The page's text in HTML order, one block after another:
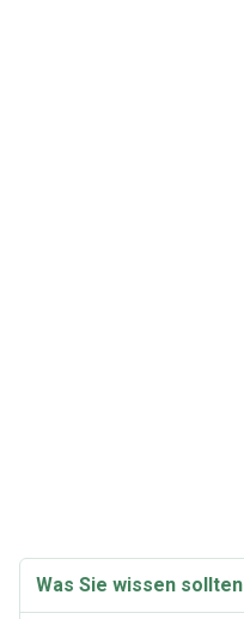
Was Sie wissen sollten